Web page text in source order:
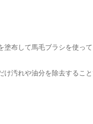
塗布して馬毛ブラシを使っ
け汚れや油分を除去するこ